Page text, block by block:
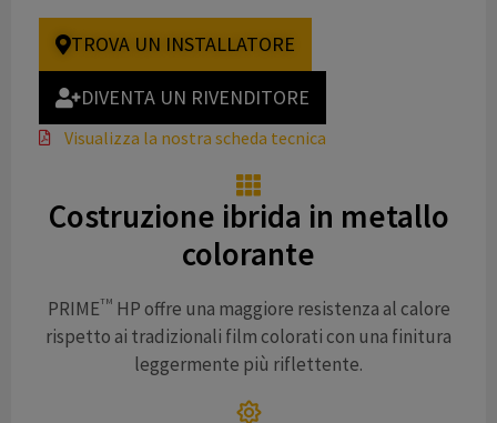
TROVA UN INSTALLATORE
DIVENTA UN RIVENDITORE
Visualizza la nostra scheda tecnica
Costruzione ibrida in metallo
colorante
PRIMETM HP offre una maggiore resistenza al calore
rispetto ai tradizionali film colorati con una finitura
leggermente più riflettente.